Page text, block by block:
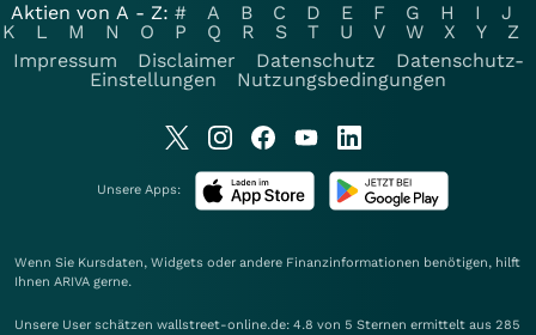
Aktien von A - Z: # A B C D E F G H I
J
K
L M N O P Q R S T U V W X Y
Z
Impressum
Disclaimer Datenschutz
Datenschutz-
Einstellungen
Nutzungsbedingungen
Unsere Apps:
Wenn Sie Kursdaten, Widgets oder andere Finanzinformationen benötigen, hilft
Ihnen ARIVA gerne.
Unsere User schätzen wallstreet-online.de: 4.8 von 5 Sternen ermittelt aus 285